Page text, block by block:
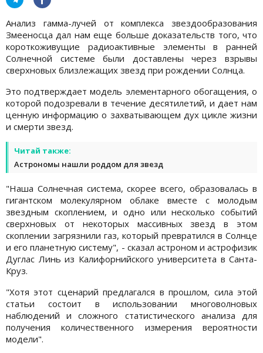
Анализ гамма-лучей от комплекса звездообразования
Змееносца дал нам еще больше доказательств того, что
короткоживущие радиоактивные элементы в ранней
Солнечной системе были доставлены через взрывы
сверхновых близлежащих звезд при рождении Солнца.
Это подтверждает модель элементарного обогащения, о
которой подозревали в течение десятилетий, и дает нам
ценную информацию о захватывающем дух цикле жизни
и смерти звезд.
Читай также:
Астрономы нашли роддом для звезд
"Наша Солнечная система, скорее всего, образовалась в
гигантском молекулярном облаке вместе с молодым
звездным скоплением, и одно или несколько событий
сверхновых от некоторых массивных звезд в этом
скоплении загрязнили газ, который превратился в Солнце
и его планетную систему", - сказал астроном и астрофизик
Дуглас Линь из Калифорнийского университета в Санта-
Круз.
"Хотя этот сценарий предлагался в прошлом, сила этой
статьи состоит в использовании многоволновых
наблюдений и сложного статистического анализа для
получения количественного измерения вероятности
модели".